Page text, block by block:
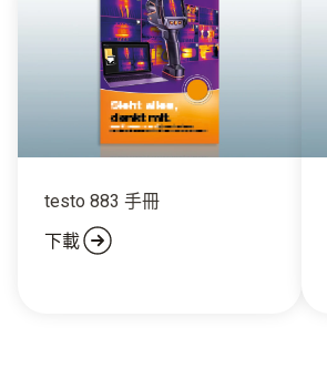
testo 883 手冊
下載